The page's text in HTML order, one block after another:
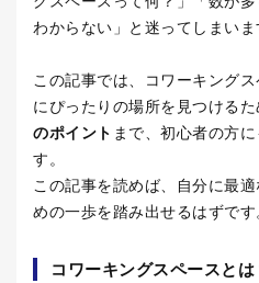
わからない」と迷ってしまいま
この記事では、コワーキング
にぴったりの場所を見つける
のポイント まで、初心者の方
す。
この記事を読めば、自分に最
めの一歩を踏み出せるはずです
コワーキングスペースと